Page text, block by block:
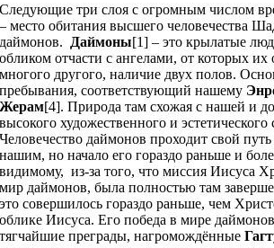
Следующие три слоя с огромным числом
– место обитания высшего человечества
даймонов. Даймоны[1] – это крылатые
обликом отчасти с ангелами, от которых их
многого другого, наличие двух полов.
пребывания, соответствующий нашему
Жерам[4]. Природа там схожая с нашей и
высокого художественного и эстетического
Человечество даймонов проходит свой
нашим, но начало его гораздо раньше и
видимому, из-за того, что миссия Иисуса
мир даймонов, была полностью там
это совершилось гораздо раньше, чем
облике Иисуса. Его победа в мире
тягчайшие преграды, нагромождённые